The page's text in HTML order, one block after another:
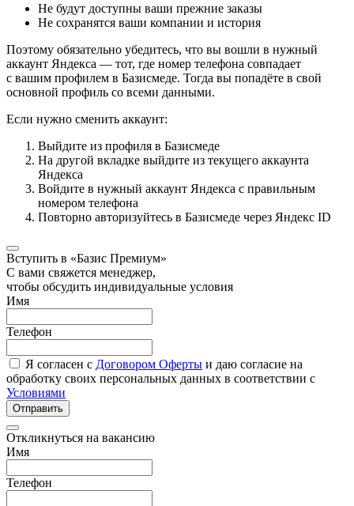
Не будут доступны ваши прежние заказы
Не сохранятся ваши компании и история
Поэтому обязательно убедитесь, что вы вошли в нужный
аккаунт Яндекса — тот, где номер телефона совпадает
с вашим профилем в Базисмеде. Тогда вы попадёте в свой
основной профиль со всеми данными.
Если нужно сменить аккаунт:
Выйдите из профиля в Базисмеде
На другой вкладке выйдите из текущего аккаунта
Яндекса
Войдите в нужный аккаунт Яндекса с правильным
номером телефона
Повторно авторизуйтесь в Базисмеде через Яндекс ID
Вступить в «Базис Премиум»
С вами свяжется менеджер,
чтобы обсудить индивидуальные условия
Имя
Телефон
Я согласен с Договором Оферты и даю согласие на
обработку своих персональных данных в соответствии с
Условиями
Отправить
Откликнуться на вакансию
Имя
Телефон